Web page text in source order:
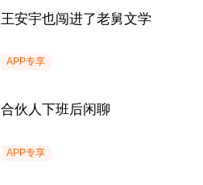
王安宇也闯进了老舅文学
APP专享
合伙人下班后闲聊
APP专享